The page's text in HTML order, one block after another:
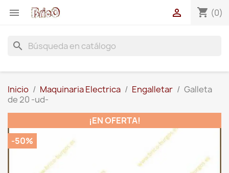
 shopping_cart (0)

search
Inicio Maquinaria Electrica Engalletar
Galleta
de 20 -ud-
¡EN OFERTA!
-50%